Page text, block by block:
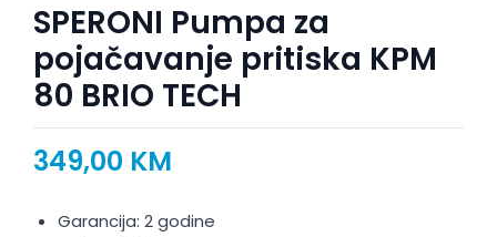
SPERONI Pumpa za
pojačavanje pritiska KPM
80 BRIO TECH
349,00 KM
Garancija: 2 godine